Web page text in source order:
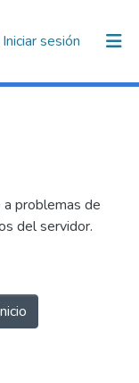
Iniciar sesión (current)
problemas de
del servidor.